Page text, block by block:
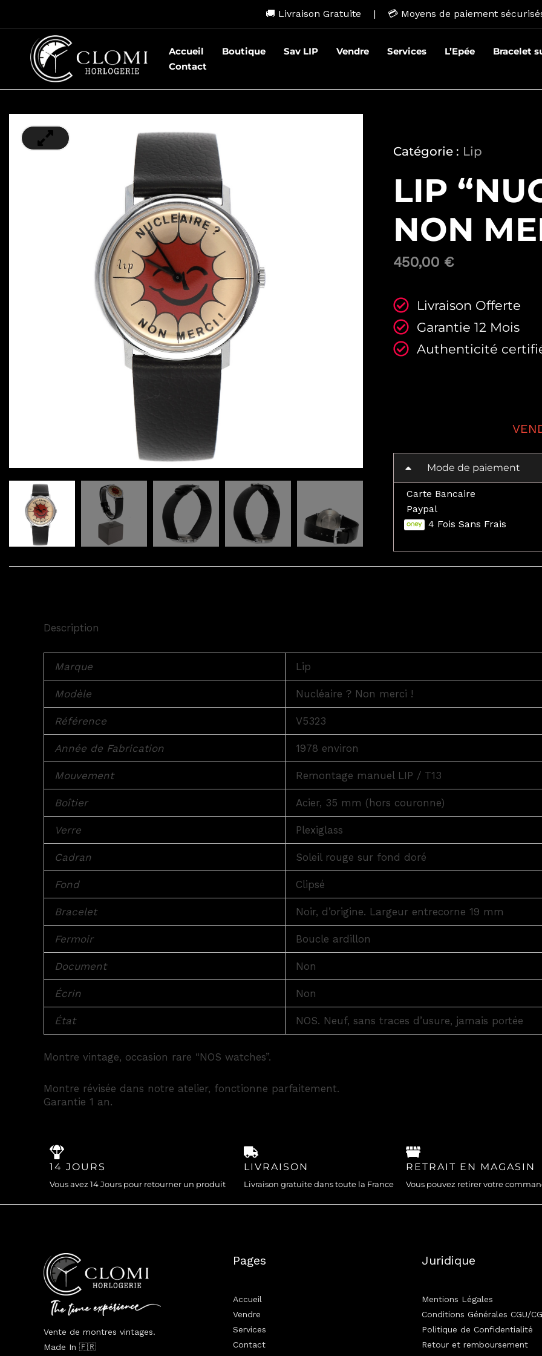
contenu
🚚 Livraison Gratuite | 💳 Moyens de paiement
Accueil Boutique Sav LIP Vendre Services L’Epée
Bracelet
Contact
Catégorie : Lip
LIP
NON
450,00 €
Livraison Offerte
Garantie 12 Mois
Authenticité
Mode de paiement
Carte Bancaire
Paypal
4 Fois Sans Frais
Description
Marque Lip
Modèle Nucléaire ? Non merci !
Référence V5323
Année de Fabrication 1978 environ
Mouvement Remontage manuel LIP / T13
Boîtier Acier, 35 mm (hors couronne)
Verre Plexiglass
Cadran Soleil rouge sur fond doré
Fond Clipsé
Bracelet Noir, d’origine. Largeur entrecorne 19 mm
Fermoir Boucle ardillon
Document Non
Écrin Non
État NOS. Neuf, sans traces d’usure, jamais portée
Montre vintage, occasion rare “NOS watches”.
Montre révisée dans notre atelier, fonctionne parfaitement.
Garantie 1 an.
14 JOURS
Vous avez 14 Jours pour retourner un produit
LIVRAISON
Livraison gratuite dans toute la France
RETRAIT EN MAGASIN
Vous pouvez retirer votre
Vente de montres vintages.
Made In 🇫🇷
Pages
Accueil
Vendre
Services
Contact
Juridique
Mentions Légales
Conditions Générales CGU/
Politique de Confidentialité
Retour et remboursement